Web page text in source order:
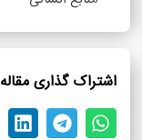
اشتراک گذاری مقاله